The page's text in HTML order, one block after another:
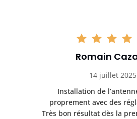
Romain
14 juillet 2025
Installation de
proprement avec des
Très bon résultat dès la